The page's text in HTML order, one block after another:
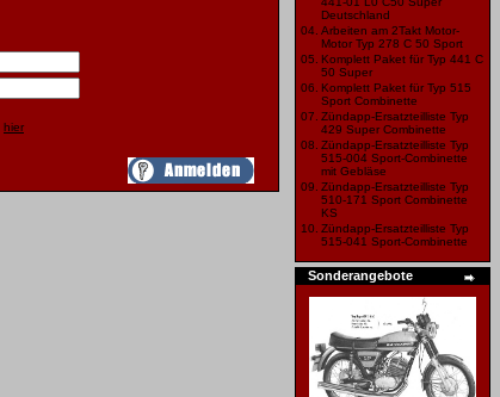
hier
Deutschland
04. Arbeiten am 2Takt Motor-
Motor Typ 278 C 50 Sport
05. Komplett Paket für Typ 441 C
50 Super
06. Komplett Paket für Typ 515
Sport Combinette
07. Zündapp-Ersatzteilliste Typ
429 Super Combinette
08. Zündapp-Ersatzteilliste Typ
515-004 Sport-Combinette
mit Gebläse
09. Zündapp-Ersatzteilliste Typ
510-171 Sport Combinette
KS
10. Zündapp-Ersatzteilliste Typ
515-041 Sport-Combinette
Sonderangebote